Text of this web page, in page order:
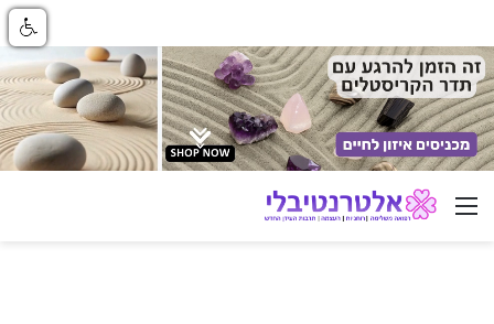
ניווט באתר